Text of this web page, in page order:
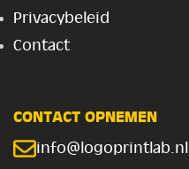
Privacybeleid
Contact
CONTACT OPNEMEN
info@logoprintlab.nl